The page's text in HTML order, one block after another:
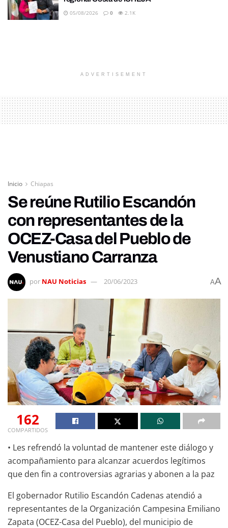
05/08/2026 0 2.1K
ADVERTISEMENT
Inicio Chiapas
Se reúne Rutilio Escandón
con representantes de la
OCEZ-Casa del Pueblo de
Venustiano Carranza
por NAU Noticias 20/06/2023 AA
162
COMPARTIDOS
• Les refrendó la voluntad de mantener este diálogo y
acompañamiento para alcanzar acuerdos legítimos
que den fin a controversias agrarias y abonen a la paz
El gobernador Rutilio Escandón Cadenas atendió a
representantes de la Organización Campesina Emiliano
Zapata (OCEZ-Casa del Pueblo), del municipio de